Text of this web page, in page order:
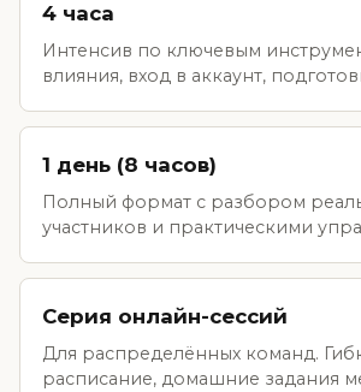
4 часа
Интенсив по ключевым
влияния, вход в аккаунт,
1 день (8 часов)
Полный формат с разбором
участников и практическими
Серия онлайн-сессий
Для распределённых команд.
расписание, домашние задания